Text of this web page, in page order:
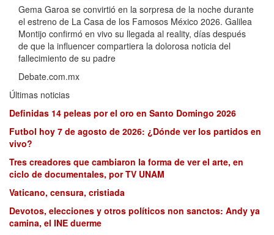
Gema Garoa se convirtió en la sorpresa de la noche durante
el estreno de La Casa de los Famosos México 2026. Galilea
Montijo confirmó en vivo su llegada al reality, días después
de que la influencer compartiera la dolorosa noticia del
fallecimiento de su padre
Debate.com.mx
Últimas noticias
Definidas 14 peleas por el oro en Santo Domingo 2026
Futbol hoy 7 de agosto de 2026: ¿Dónde ver los partidos en
vivo?
Tres creadores que cambiaron la forma de ver el arte, en
ciclo de documentales, por TV UNAM
Vaticano, censura, cristiada
Devotos, elecciones y otros políticos non sanctos: Andy ya
camina, el INE duerme